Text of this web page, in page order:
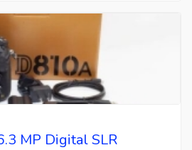
MP Digital SLR